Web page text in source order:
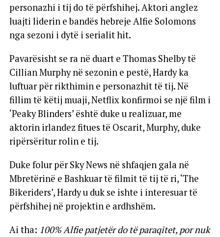
personazhi i tij do të përfshihej. Aktori anglez
luajti liderin e bandës hebreje Alfie Solomons
nga sezoni i dytë i serialit hit.
Pavarësisht se ra në duart e Thomas Shelby të
Cillian Murphy në sezonin e pestë, Hardy ka
luftuar për rikthimin e personazhit të tij. Në
fillim të këtij muaji, Netflix konfirmoi se një film i
‘Peaky Blinders’ është duke u realizuar, me
aktorin irlandez fitues të Oscarit, Murphy, duke
ripërsëritur rolin e tij.
Duke folur për Sky News në shfaqjen gala në
Mbretërinë e Bashkuar të filmit të tij të ri, ‘The
Bikeriders’, Hardy u duk se ishte i interesuar të
përfshihej në projektin e ardhshëm.
Ai tha: 100% Alfie patjetër do të paraqitet, por nuk